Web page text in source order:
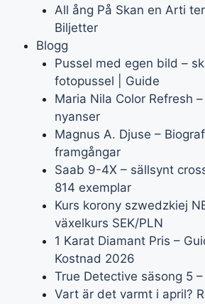
All ång På Skan en Arti
Biljetter
Blogg
Pussel med egen bild –
fotopussel | Guide
Maria Nila Color Refresh
nyanser
Magnus A. Djuse –
framgångar
Saab 9-4X – sällsynt
814 exemplar
Kurs korony szwedzkiej
växelkurs SEK/PLN
1 Karat Diamant Pris –
Kostnad 2026
True Detective säsong 5
Vart är det varmt i april?